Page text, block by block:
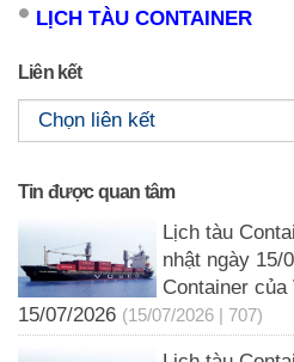
LỊCH TÀU CONTAINER
Liên kết
Tin được quan tâm
Lịch tàu
nhật ngày 15/
Container
15/07/2026 (15/07/2026 | 707)